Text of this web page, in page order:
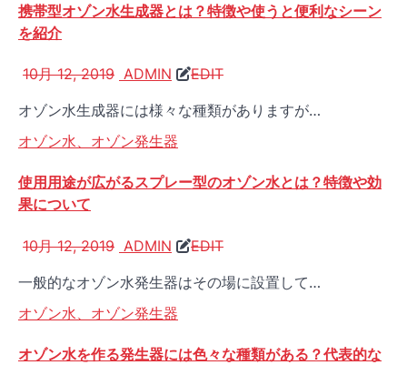
携帯型オゾン水生成器とは？特徴や使うと便利なシーン
を紹介
10月 12, 2019 ADMIN
EDIT
オゾン水生成器には様々な種類がありますが…
オゾン水、オゾン発生器
使用用途が広がるスプレー型のオゾン水とは？特徴や効
果について
10月 12, 2019 ADMIN
EDIT
一般的なオゾン水発生器はその場に設置して…
オゾン水、オゾン発生器
オゾン水を作る発生器には色々な種類がある？代表的な